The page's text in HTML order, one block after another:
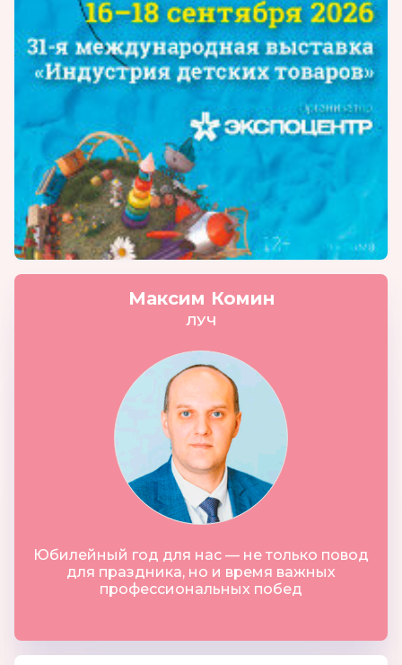
Максим Комин
ЛУЧ
Юбилейный год для нас — не только повод
для праздника, но и время важных
профессиональных побед